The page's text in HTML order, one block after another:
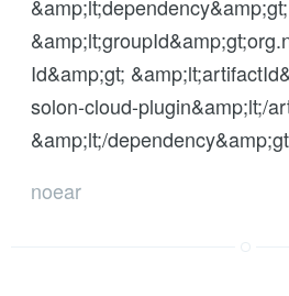
&amp;lt;dependency&amp;gt;
Id&amp;gt;
solon-cloud-plugin&amp;lt;/
&amp;lt;/
noear